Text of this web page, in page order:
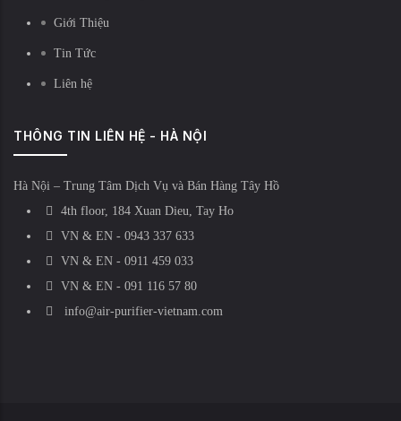
Giới Thiệu
Tin Tức
Liên hệ
THÔNG TIN LIÊN HỆ - HÀ NỘI
Hà Nội – Trung Tâm Dịch Vụ và Bán Hàng Tây Hồ
4th floor, 184 Xuan Dieu, Tay Ho
VN & EN - 0943 337 633
VN & EN - 0911 459 033
VN & EN - 091 116 57 80
info@air-purifier-vietnam.com